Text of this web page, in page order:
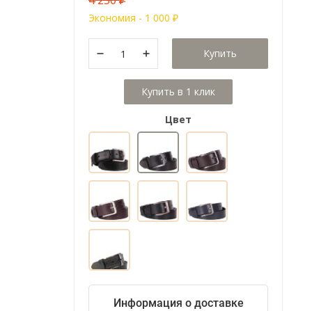
Экономия - 1 000 ₽
Купить
Цвет
Информация о доставке